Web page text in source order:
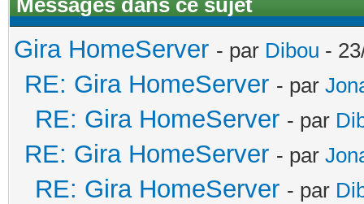
Gira HomeServer - par Dibou -
RE: Gira HomeServer - par
RE: Gira HomeServer - par
RE: Gira HomeServer - par
RE: Gira HomeServer - par